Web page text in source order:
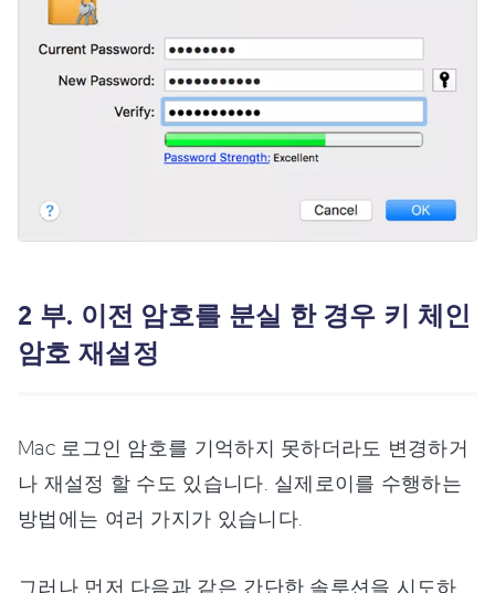
2 부. 이전 암호를 분실 한 경우 키 체인
암호 재설정
Mac 로그인 암호를 기억하지 못하더라도 변경하거
나 재설정 할 수도 있습니다. 실제로이를 수행하는
방법에는 여러 가지가 있습니다.
그러나 먼저 다음과 같은 간단한 솔루션을 시도하